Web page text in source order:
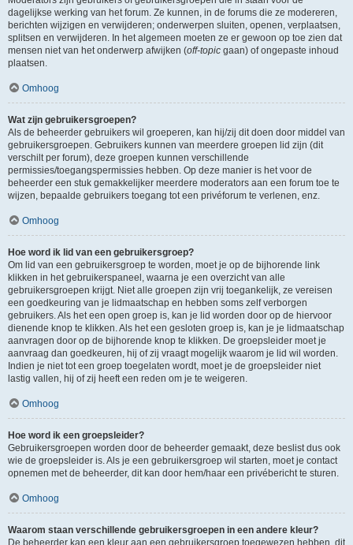
dagelijkse werking van het forum. Ze kunnen, in de forums die ze modereren,
berichten wijzigen en verwijderen; onderwerpen sluiten, openen, verplaatsen,
splitsen en verwijderen. In het algemeen moeten ze er gewoon op toe zien dat
mensen niet van het onderwerp afwijken (off-topic gaan) of ongepaste inhoud
plaatsen.
Omhoog
Wat zijn gebruikersgroepen?
Als de beheerder gebruikers wil groeperen, kan hij/zij dit doen door middel van
gebruikersgroepen. Gebruikers kunnen van meerdere groepen lid zijn (dit
verschilt per forum), deze groepen kunnen verschillende
permissies/toegangspermissies hebben. Op deze manier is het voor de
beheerder een stuk gemakkelijker meerdere moderators aan een forum toe te
wijzen, bepaalde gebruikers toegang tot een privéforum te verlenen, enz.
Omhoog
Hoe word ik lid van een gebruikersgroep?
Om lid van een gebruikersgroep te worden, moet je op de bijhorende link
klikken in het gebruikerspaneel, waarna je een overzicht van alle
gebruikersgroepen krijgt. Niet alle groepen zijn vrij toegankelijk, ze vereisen
een goedkeuring van je lidmaatschap en hebben soms zelf verborgen
gebruikers. Als het een open groep is, kan je lid worden door op de hiervoor
dienende knop te klikken. Als het een gesloten groep is, kan je je lidmaatschap
aanvragen door op de bijhorende knop te klikken. De groepsleider moet je
aanvraag dan goedkeuren, hij of zij vraagt mogelijk waarom je lid wil worden.
Indien je niet tot een groep toegelaten wordt, moet je de groepsleider niet
lastig vallen, hij of zij heeft een reden om je te weigeren.
Omhoog
Hoe word ik een groepsleider?
Gebruikersgroepen worden door de beheerder gemaakt, deze beslist dus ook
wie de groepsleider is. Als je een gebruikersgroep wil starten, moet je contact
opnemen met de beheerder, dit kan door hem/haar een privébericht te sturen.
Omhoog
Waarom staan verschillende gebruikersgroepen in een andere kleur?
De beheerder kan een kleur aan een gebruikersgroep toegewezen hebben, dit